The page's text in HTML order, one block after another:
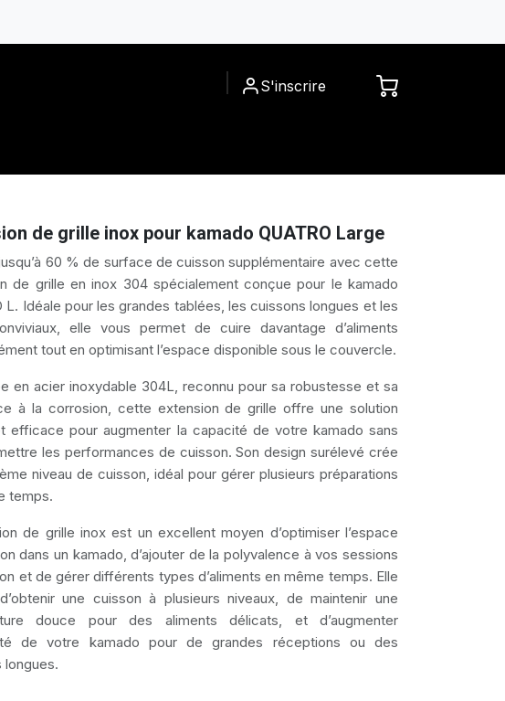
S'inscrire
de grille inox pour kamado QUATRO Large
60 % de surface de cuisson supplémentaire avec cette
de grille en inox 304 spécialement conçue pour le kamado
L. Idéale pour les grandes tablées, les cuissons longues et les
elle vous permet de cuire davantage d’aliments
tout en optimisant l’espace disponible sous le couvercle.
en acier inoxydable 304L, reconnu pour sa robustesse et sa
à la corrosion, cette extension de grille offre une solution
efficace pour augmenter la capacité de votre kamado sans
les performances de cuisson. Son design surélevé crée
niveau de cuisson, idéal pour gérer plusieurs préparations
temps.
de grille inox est un excellent moyen d’optimiser l’espace
dans un kamado, d’ajouter de la polyvalence à vos sessions
et de gérer différents types d’aliments en même temps. Elle
une cuisson à plusieurs niveaux, de maintenir une
douce pour des aliments délicats, et d’augmenter
de votre kamado pour de grandes réceptions ou des
longues.